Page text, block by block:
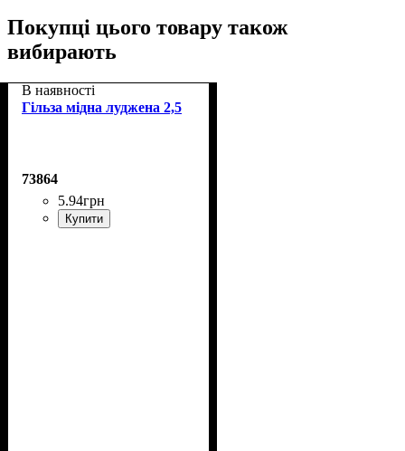
Покупці цього товару також
вибирають
В наявності
Гільза мідна луджена 2,5
73864
5.94грн
Купити